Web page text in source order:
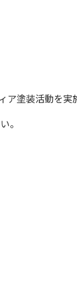
ア塗装活動を実
。